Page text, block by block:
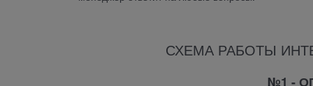
СХЕМА РАБОТЫ
№1 -